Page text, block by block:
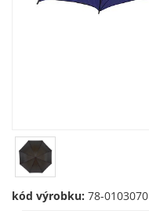
kód výrobku: 78-0103070